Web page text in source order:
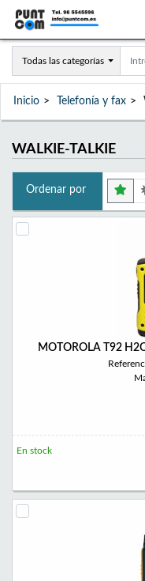
Todas las categorías
Inicio Telefonía y fax
WALKIE-TALKIE
Ordenar por
MOTOROLA T92
En stock